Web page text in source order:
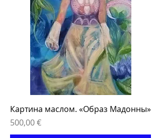
Картина маслом. «Образ Мадонны»
Цена
500,00 €